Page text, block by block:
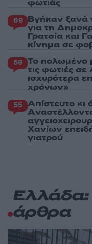
φωτιάς
69 Βγήκαν ξανά
για τη
Γρατσία και
κίνημα σε
59 Το πολωμένο
τις φωτιές
ισχυρότερα
χρόνων»
55 Απίστευτο κι
Χανίων
γιατρού
Ελλάδα:
άρθρα